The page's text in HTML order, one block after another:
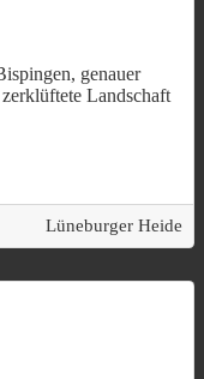
genauer
Landschaft
Lüneburger Heide